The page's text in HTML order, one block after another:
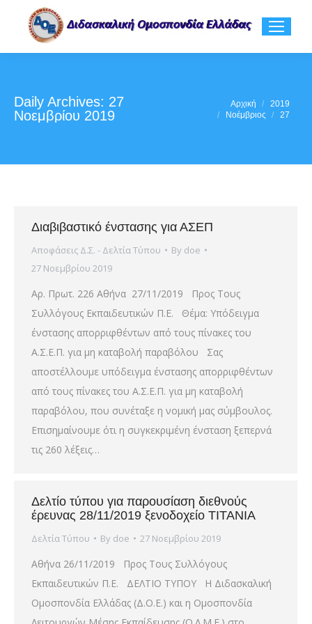
Daily Archives: 27
Νοεμβρίου 2019
You are here:Αρχική
2019
Νοέμβριος
27
Διαβιβαστικό ένστασης για ΑΣΕΠ
Αποφάσεις Δ.Σ. - Δελτία Τύπου By doe
27 Νοεμβρίου 2019
Αρ. Πρωτ. 226 Αθήνα 27/11/2019 Προς Τους
Συλλόγους Εκπαιδευτικών Π.Ε. Θέμα: Υπόδειγμα
ένστασης απορριφθέντων από τους πίνακες του
Α.Σ.Ε.Π. για μη καταβολή παραβόλου Σας
αποστέλλουμε υπόδειγμα ένστασης απορριφθέντων
από τους πίνακες του Α.Σ.Ε.Π. για μη καταβολή
παραβόλου, που συνέταξε η νομική μας σύμβουλος.
Επισημαίνουμε ότι η συγκεκριμένη ένσταση ξεπερνά
τις 260 λέξεις…
Δελτίο τύπου για παρουσίαση διεθνούς
έρευνας 28/11/2019 ξενοδοχείο ΤΙΤΑΝΙΑ
Δελτία Τύπου By doe 27 Νοεμβρίου 2019
Αθήνα 26/11/2019 Προς Τους Συλλόγους
Εκπαιδευτικών Π.Ε. ΔΕΛΤΙΟ ΤΥΠΟΥ Η Διδασκαλική
Ομοσπονδία Ελλάδας (Δ.Ο.Ε.) και η Ομοσπονδία